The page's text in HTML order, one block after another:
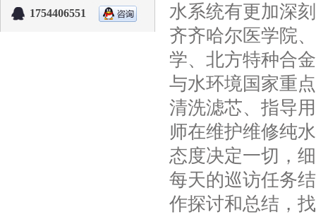
1754406551
水系统有更加深
齐齐哈尔医学院
学、北方特种合
与水环境国家重
清洗滤芯、指导
师在维护维修纯
态度决定一切，
每天的巡访任务
作探讨和总结，